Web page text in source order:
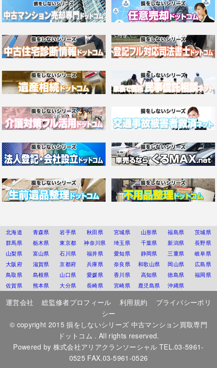
北海道 青森県 岩手県 秋田県 宮城県 山形県 福島県
茨城県
群馬県
栃木県 東京都 神奈川県 埼玉県 千葉県 新潟県
長野県
山梨県
富山県 石川県 福井県 愛知県 静岡県 三重県
岐阜県
大阪府
滋賀県 京都府 兵庫県 奈良県 和歌山県 岡山県
広島県
鳥取県
島根県 山口県 愛媛県 香川県 高知県 徳島県
福岡県
佐賀県
熊本県 大分県 長崎県 宮崎県 鹿児島県 沖縄県
運営会社 総監修者プロフィール 利用規約
プライバシーポリ
シー
© copyright 2015損をしないシリーズ 中古マンション買取専門
ドットコム . All rights reserved.
Powered by 株式会社アリアクランソーシャル TEL.03-5961-
0525 FAX.03-5961-0526